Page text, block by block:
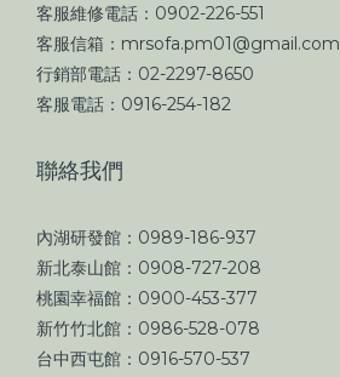
客服維修電話：0902-226-551
客服信箱：mrsofa.pm01@gmail.com
行銷部電話：02-2297-8650
客服電話：0916-254-182
聯絡我們
內湖研發館：0989-186-937
新北泰山館：0908-727-208
桃園幸福館：0900-453-377
新竹竹北館：0986-528-078
台中西屯館：0916-570-537